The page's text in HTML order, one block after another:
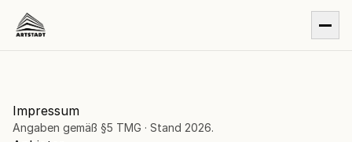
Impressum
Angaben gemäß §5 TMG · Stand 2026.